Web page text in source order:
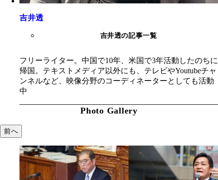
吉井透
吉井透の記事一覧
フリーライター。中国で10年、米国で3年活動したのちに
帰国。テキストメディア以外にも、テレビやYoutubeチャ
ンネルなど、映像分野のコーディネーターとしても活動
中
Photo Gallery
前へ